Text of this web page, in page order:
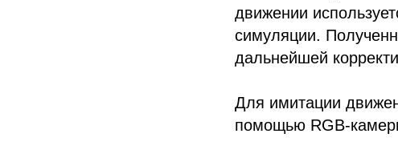
движении
симуляции.
дальнейшей
Для имитации
помощью RGB-